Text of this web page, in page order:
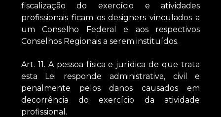
fiscalização do exercício e atividades
profissionais ficam os designers vinculados a
um Conselho Federal e aos respectivos
Conselhos Regionais a serem instituídos.
Art. 11. A pessoa física e jurídica de que trata
esta Lei responde administrativa, civil e
penalmente pelos danos causados em
decorrência do exercício da atividade
profissional.